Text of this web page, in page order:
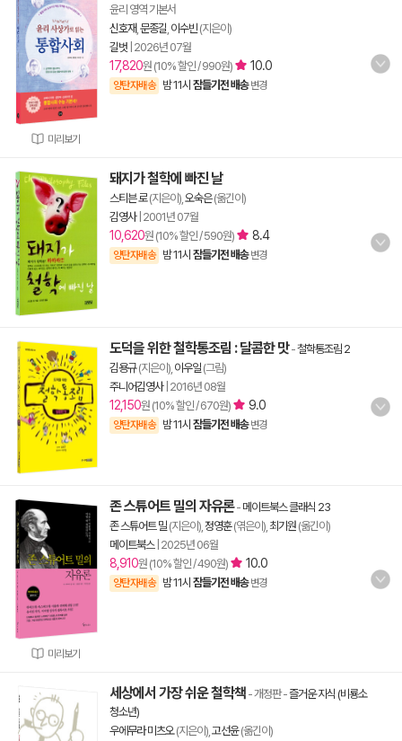
미리보기
윤리 영역 기본서
신호재 문종길 이수빈 (지은이)
길벗 2026년 07월
17,820원 (10% 할인 / 990원) 10.0
양탄자배송 밤 11시 잠들기전 배송 변경
돼지가 철학에 빠진 날
스티븐 로(지은이), 오숙은(옮긴이)
김영사| 2001년 07월
10,620원 (10% 할인 / 590원) 8.4
양탄자배송 밤 11시 잠들기전 배송 변경
도덕을 위한 철학통조림 : 달콤한 맛-철학통조림 2
김용규(지은이), 이우일 (그림)
주니어김영사| 2016년 08월
12,150원 (10% 할인 / 670원) 9.0
양탄자배송 밤 11시 잠들기전 배송 변경
미리보기
존 스튜어트 밀의 자유론- 메이트북스 클래식 23
존 스튜어트 밀 (지은이), 정영훈(엮은이), 최기원 (옮긴이)
메이트북스| 2025년 06월
8,910원 (10% 할인 / 490원) 10.0
양탄자배송 밤 11시 잠들기전 배송 변경
세상에서 가장 쉬운 철학책 - 개정판-즐거운 지식 (비룡소
청소년)
우에무라 미츠오(지은이), 고선윤(옮긴이)